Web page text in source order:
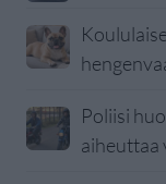
Poliisi
aiheuttaa